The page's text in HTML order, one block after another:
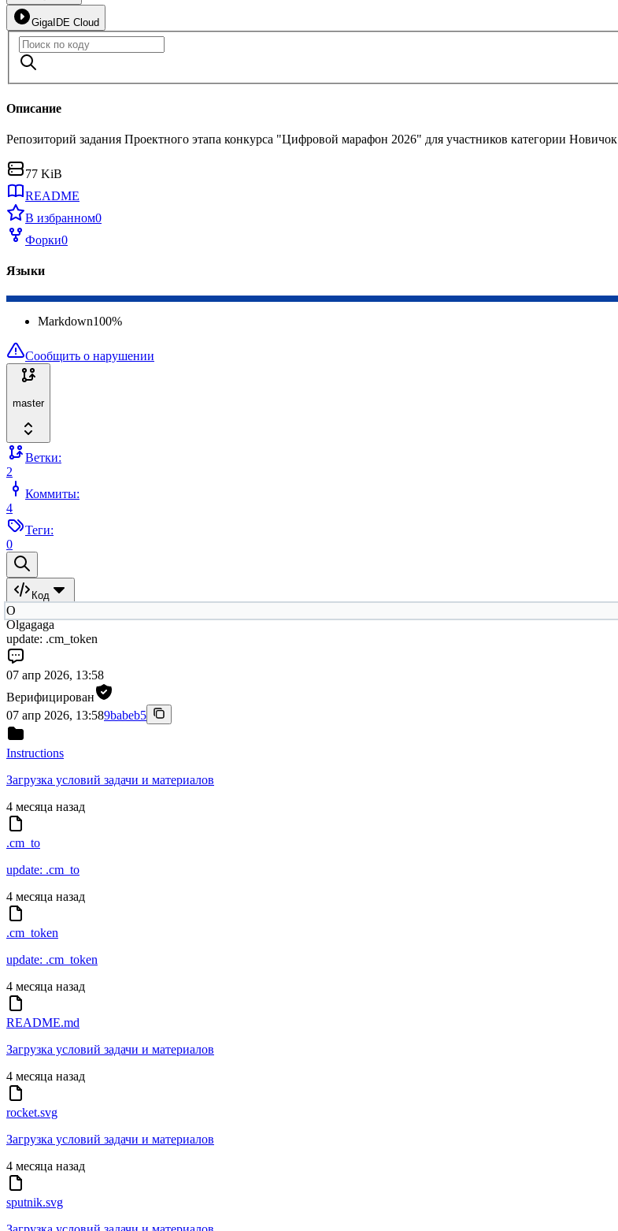
GigaIDE Cloud
Описание
Репозиторий задания Проектного этапа конкурса "Цифровой марафон 2026" для участников категории Новичок
77 KiB
README
В избранном0
Форки0
Языки
Markdown100%
Сообщить о нарушении
master
Ветки:
2
Коммиты:
4
Теги:
0
Код
O
Olgagaga
update: .cm_token
07 апр 2026, 13:58
Верифицирован
07 апр 2026, 13:589babeb5
Instructions
Загрузка условий задачи и материалов
4 месяца назад
.cm_to
update: .cm_to
4 месяца назад
.cm_token
update: .cm_token
4 месяца назад
README.md
Загрузка условий задачи и материалов
4 месяца назад
rocket.svg
Загрузка условий задачи и материалов
4 месяца назад
sputnik.svg